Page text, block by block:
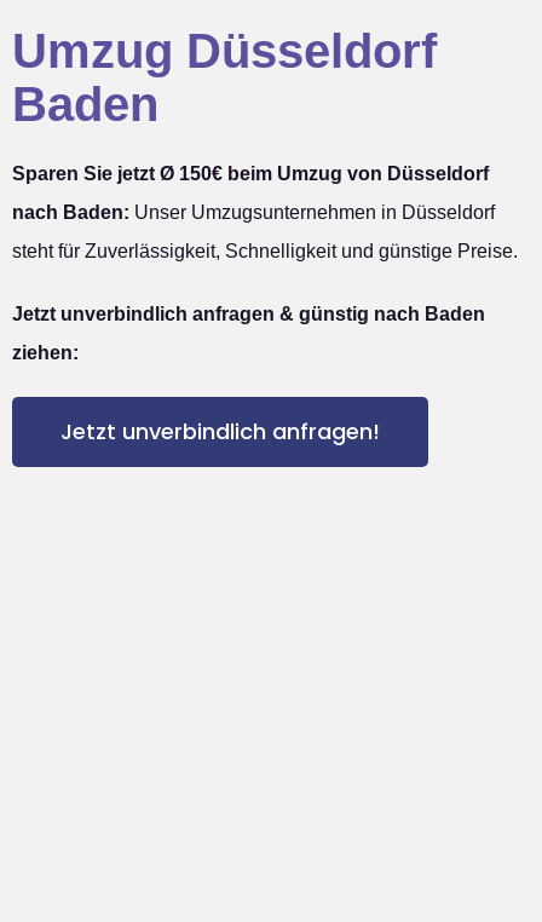
Umzug Düsseldorf
Baden
Sparen Sie jetzt Ø 150€ beim Umzug von Düsseldorf
nach Baden: Unser Umzugsunternehmen in Düsseldorf
steht für Zuverlässigkeit, Schnelligkeit und günstige Preise.
Jetzt unverbindlich anfragen & günstig nach Baden
ziehen:
Jetzt unverbindlich anfragen!